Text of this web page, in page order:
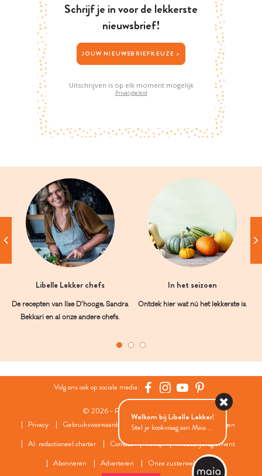
Schrijf je in voor de lekkerste
nieuwsbrief!
JOUW NIEUWSBRIEFKEUZE >
Uitschrijven is op elk moment mogelijk
Privacybeleid
Libelle Lekker chefs
De recepten van Ilse D’hooge, Sandra
Bekkari en al onze andere chefs.
In het seizoen
Ontdek hier wat nú het lekkerste is.
Volg ons ook op sociale media:
© 2026 - Roularta Media Group
Privacy
Gebruiksvoorwaarden Cookies
Cookies instellingen
AI: redactioneel charter
Contact FAQ
Wedstrijdreglement
Abonneren
Adverteren Onze zusterwebsites
Welkom bij Libelle Lekker!
Stel je kookvraag aan Maia...